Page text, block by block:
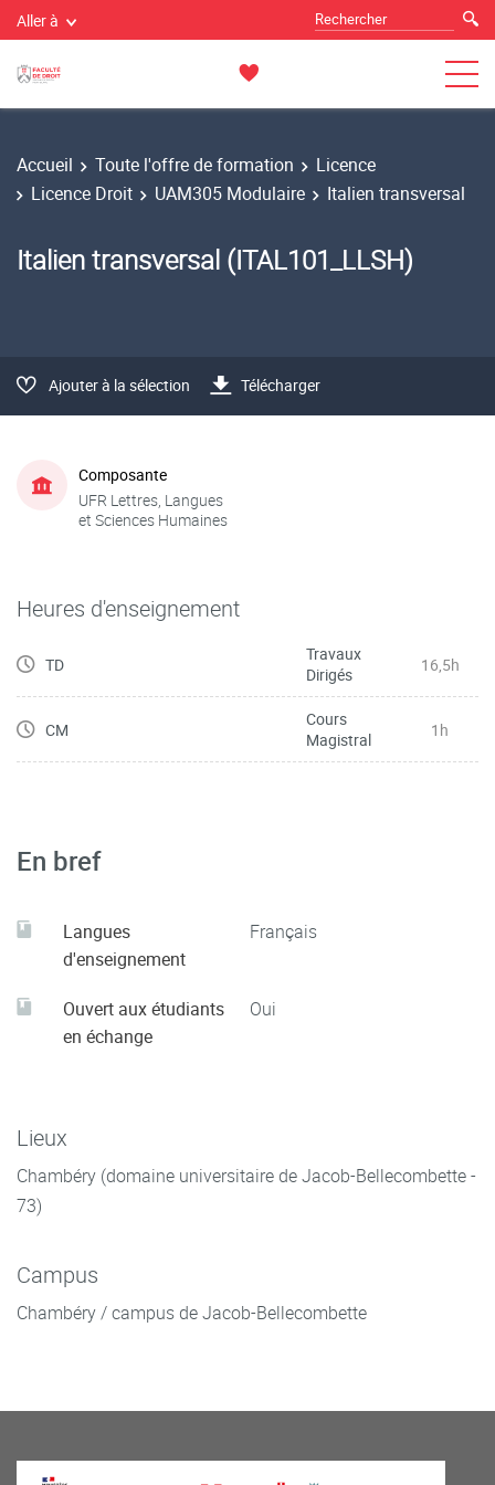
Aller à
Accueil Toute l'offre de formation
Licence
Licence Droit
UAM305 Modulaire Italien transversal
Italien transversal (ITAL101_LLSH)
Ajouter à la sélection Télécharger
Composante
UFR Lettres, Langues
et Sciences Humaines
Heures d'enseignement
TD
Travaux
Dirigés
16,5h
CM
Cours
Magistral
1h
En bref
Langues
d'enseignement
Français
Ouvert aux étudiants
en échange
Oui
Lieux
Chambéry (domaine universitaire de Jacob-Bellecombette -
73)
Campus
Chambéry / campus de Jacob-Bellecombette